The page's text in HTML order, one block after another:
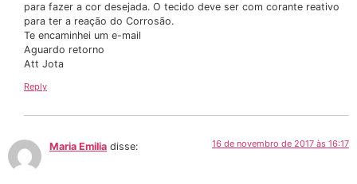
para fazer a cor desejada. O tecido deve ser com corante reativo
para ter a reação do Corrosão.
Te encaminhei um e-mail
Aguardo retorno
Att Jota
Reply
Maria Emilia disse: 16 de novembro de 2017 às 16:17